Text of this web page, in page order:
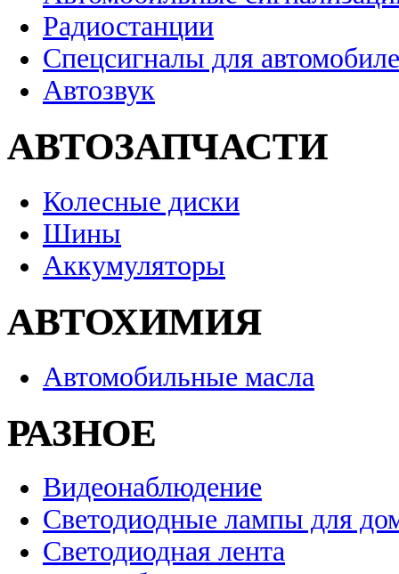
Радиостанции
Спецсигналы для
Автозвук
АВТОЗАПЧАСТИ
Колесные диски
Шины
Аккумуляторы
АВТОХИМИЯ
Автомобильные масла
РАЗНОЕ
Видеонаблюдение
Светодиодные лампы для
Светодиодная лента